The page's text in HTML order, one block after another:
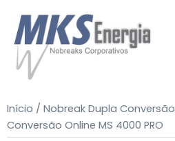
Início / Nobreak Dupla Conversão
Conversão Online MS 4000 PRO